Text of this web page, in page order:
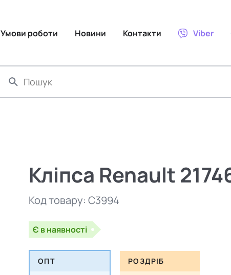
Умови роботи Новини Контакти Viber
Кліпса Renault
Код товару:C3994
Є в наявності
ОПТ РОЗДРІБ